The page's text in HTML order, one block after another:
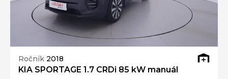
Ročník 2018
KIA SPORTAGE 1.7 CRDi 85 kW manuál